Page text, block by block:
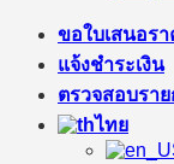
ขอใบเสนอร
แจ้งชำระเงิน
ตรวจสอบรา
ไทย